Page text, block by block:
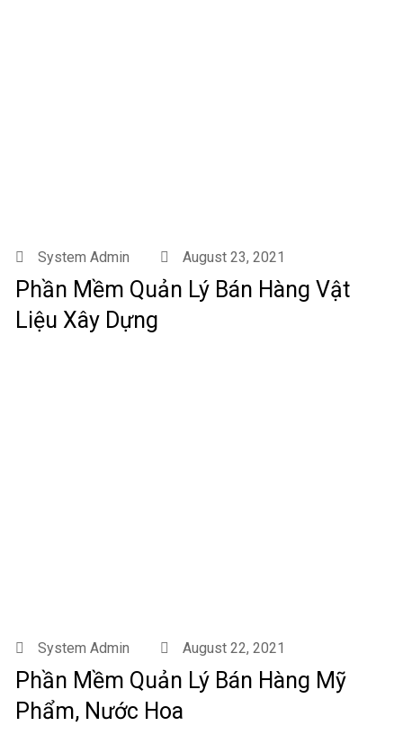
System Admin August 23, 2021
Phần Mềm Quản Lý Bán Hàng Vật
Liệu Xây Dựng
System Admin August 22, 2021
Phần Mềm Quản Lý Bán Hàng Mỹ
Phẩm, Nước Hoa